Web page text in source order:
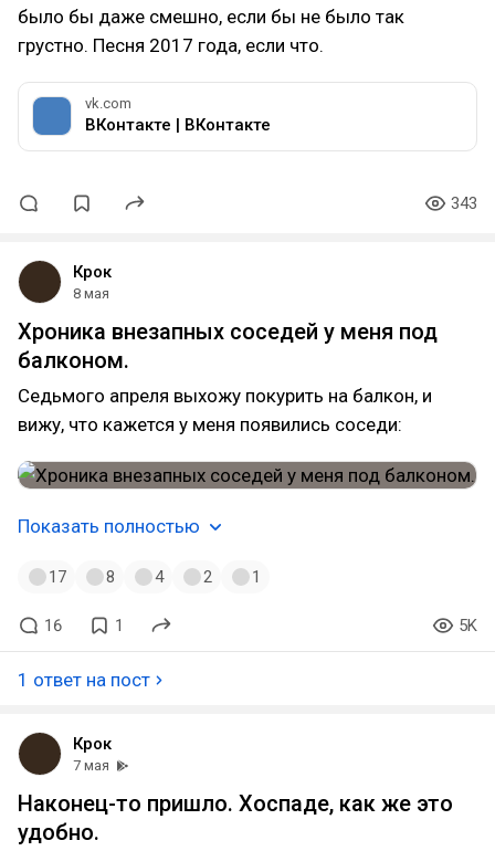
было бы даже смешно, если бы не было так
грустно. Песня 2017 года, если что.
vk.com
ВКонтакте | ВКонтакте
343
Крок
8 мая
Хроника внезапных соседей у меня под
балконом.
Седьмого апреля выхожу покурить на балкон, и
вижу, что кажется у меня появились соседи:
Показать полностью
17 8 4 2 1
16 1 5K
1 ответ на пост
Крок
7 мая
Наконец-то пришло. Хоспаде, как же это
удобно.